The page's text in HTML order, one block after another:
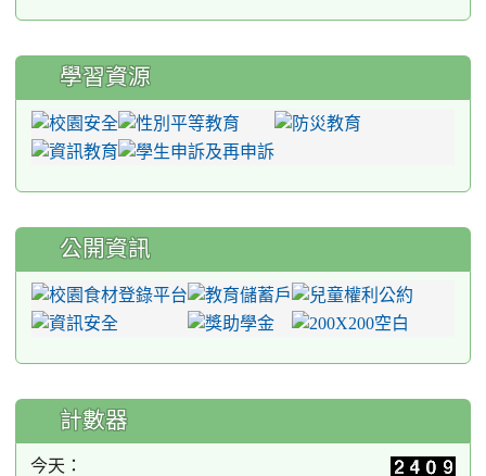
學習資源
公開資訊
計數器
今天：